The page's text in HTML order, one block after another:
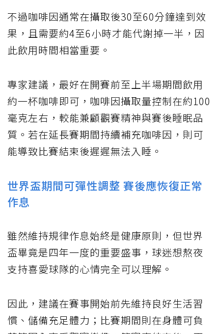
不過咖啡因通常在攝取後30至60分鐘達到效
果，且需要約4至6小時才能代謝掉一半，因
此飲用時間相當重要。
專家建議，最好在開賽前至上半場期間飲用
約一杯咖啡即可，咖啡因攝取量控制在約100
毫克左右，較能兼顧觀賽精神與賽後睡眠品
質。若在延長賽期間持續補充咖啡因，則可
能導致比賽結束後遲遲無法入睡。
世界盃期間可彈性調整 賽後應恢復正常
作息
雖然維持規律作息始終是健康原則，但世界
盃畢竟是四年一度的重要盛事，球迷想熬夜
支持喜愛球隊的心情完全可以理解。
因此，建議在賽事開始前先維持良好生活習
慣、儲備充足體力；比賽期間則在身體可負